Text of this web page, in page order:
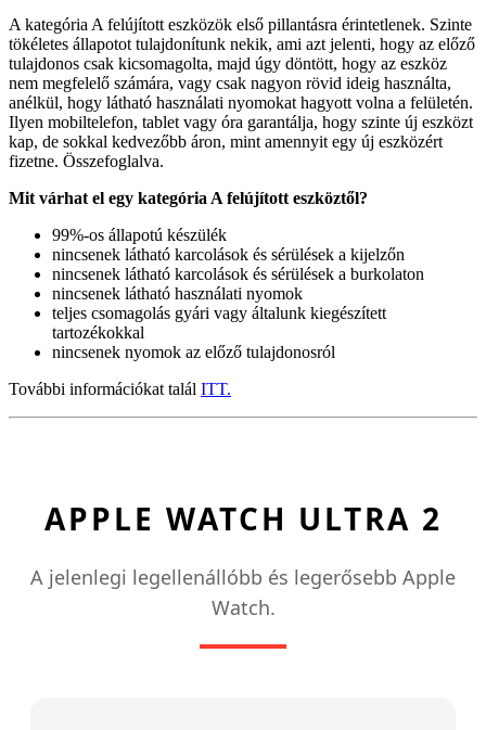
A kategória A felújított eszközök első pillantásra érintetlenek. Szinte
tökéletes állapotot tulajdonítunk nekik, ami azt jelenti, hogy az előző
tulajdonos csak kicsomagolta, majd úgy döntött, hogy az eszköz
nem megfelelő számára, vagy csak nagyon rövid ideig használta,
anélkül, hogy látható használati nyomokat hagyott volna a felületén.
Ilyen mobiltelefon, tablet vagy óra garantálja, hogy szinte új eszközt
kap, de sokkal kedvezőbb áron, mint amennyit egy új eszközért
fizetne. Összefoglalva.
Mit várhat el egy kategória A felújított eszköztől?
99%-os állapotú készülék
nincsenek látható karcolások és sérülések a kijelzőn
nincsenek látható karcolások és sérülések a burkolaton
nincsenek látható használati nyomok
teljes csomagolás gyári vagy általunk kiegészített
tartozékokkal
nincsenek nyomok az előző tulajdonosról
További információkat talál ITT.
APPLE WATCH ULTRA 2
A jelenlegi legellenállóbb és legerősebb Apple
Watch.